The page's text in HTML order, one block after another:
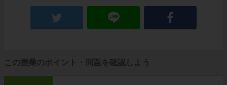
この授業のポイント・問題を確認しよう